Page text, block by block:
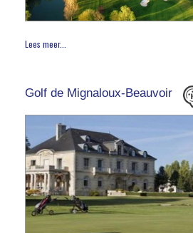
Lees meer...
Golf de Mignaloux-Beauvoir